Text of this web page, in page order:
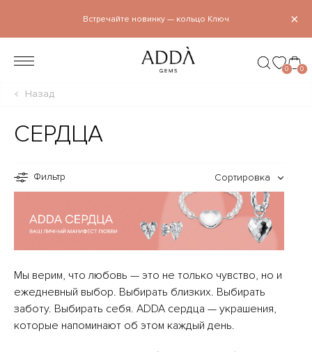
×
Встречайте новинку — кольцо Ключ
0 0
Назад
СЕРДЦА
Сортировка
Фильтр
Мы верим, что любовь — это не только чувство, но и
ежедневный выбор. Выбирать близких. Выбирать
заботу. Выбирать себя. ADDA сердца — украшения,
которые напоминают об этом каждый день.